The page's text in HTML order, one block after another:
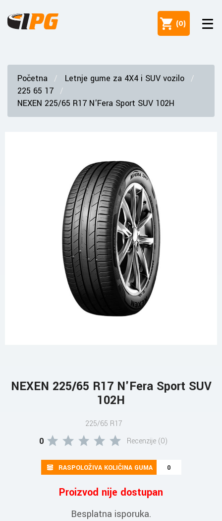
(0)
Početna
Letnje gume za 4X4 i SUV vozilo
225 65 17
NEXEN 225/65 R17 N'Fera Sport SUV 102H
NEXEN 225/65 R17 N'Fera Sport SUV
102H
225/65 R17
0 Recenzije (0)
RASPOLOŽIVA KOLIČINA GUMA 0
Proizvod nije dostupan
Besplatna isporuka.